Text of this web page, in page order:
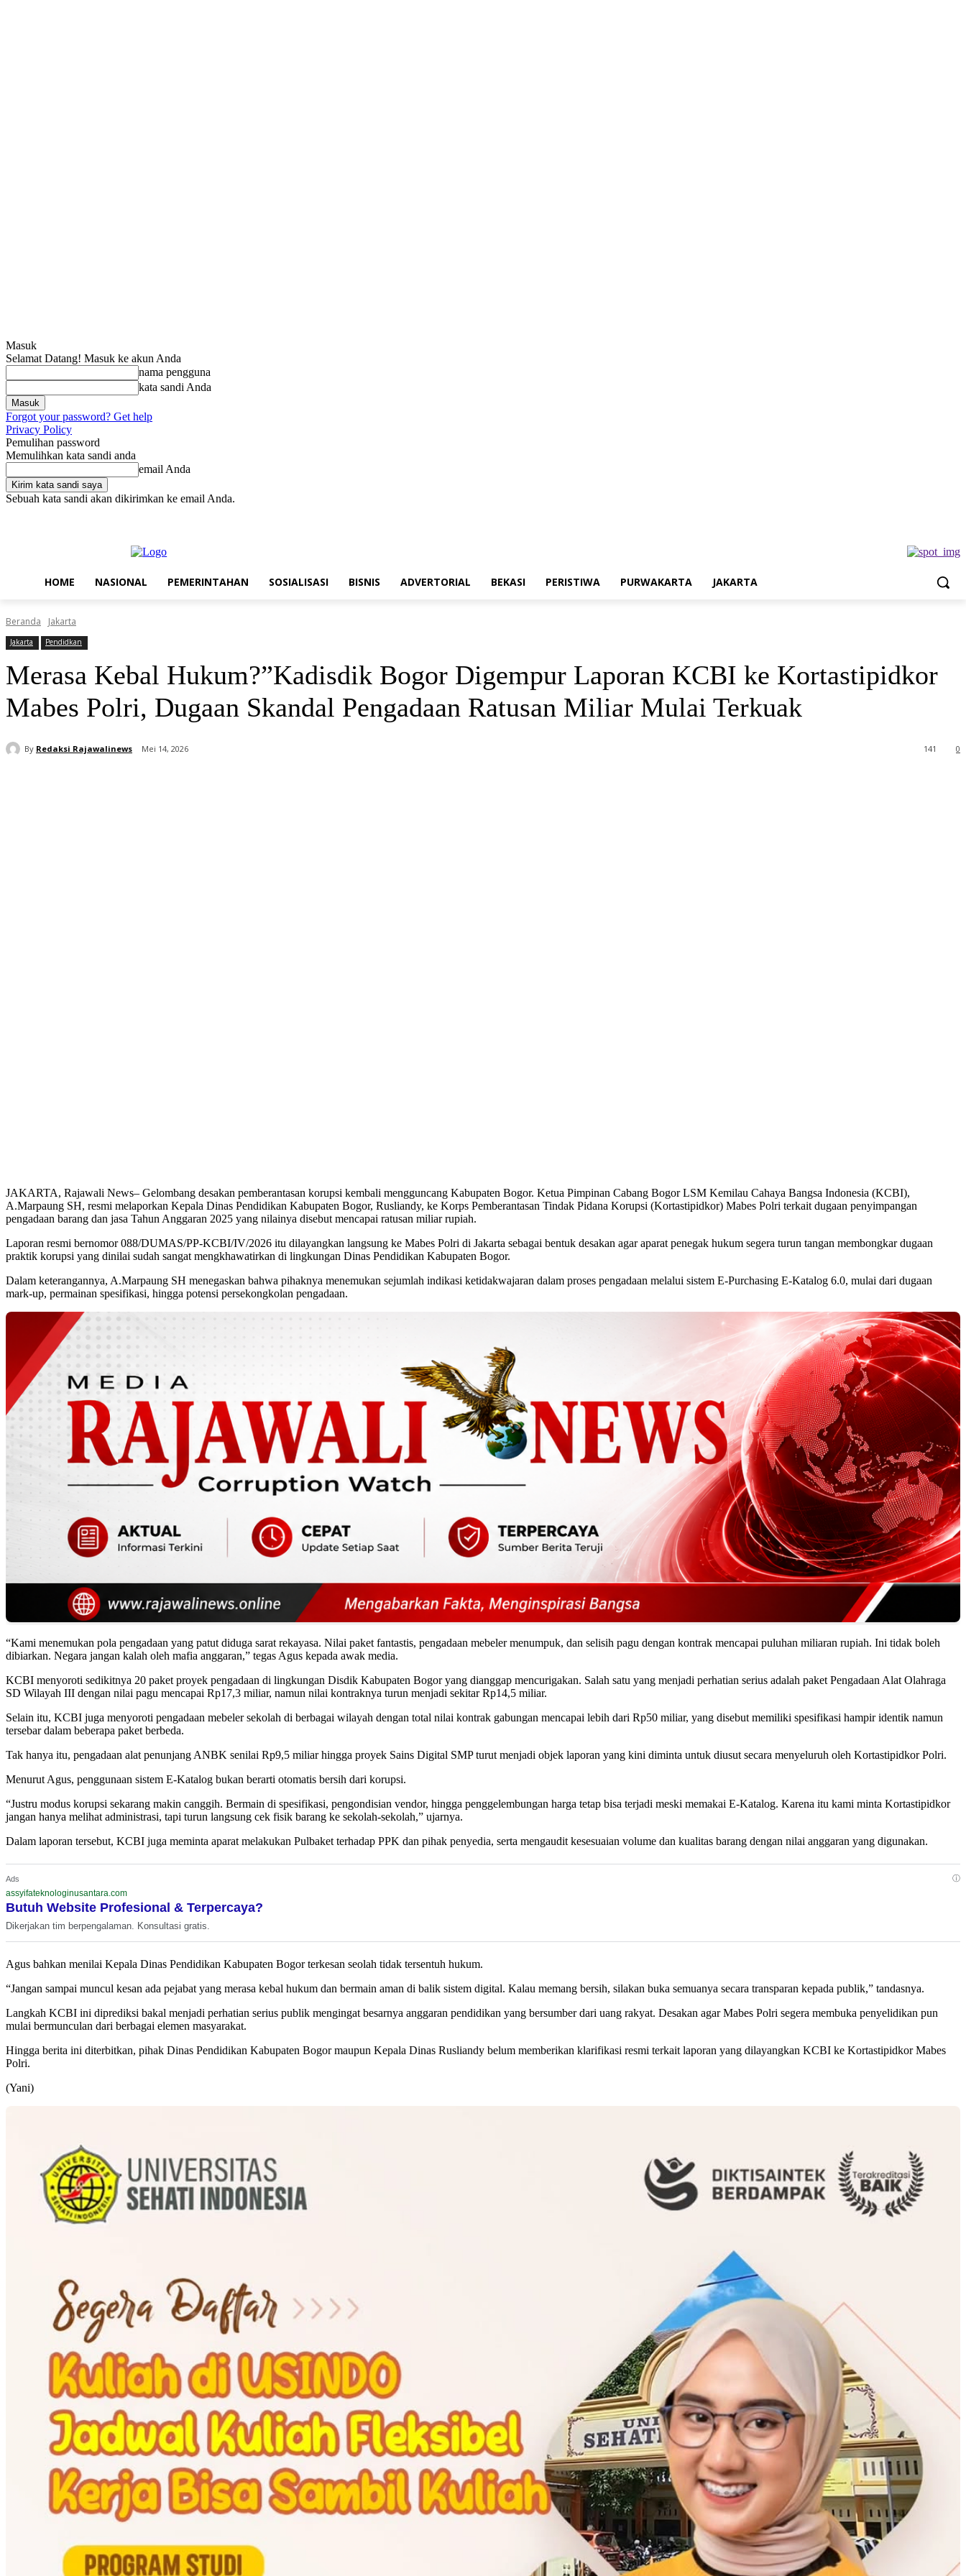
Masuk
Selamat Datang! Masuk ke akun Anda
nama pengguna
kata sandi Anda
Forgot your password? Get help
Privacy Policy
Pemulihan password
Memulihkan kata sandi anda
email Anda
Sebuah kata sandi akan dikirimkan ke email Anda.
HOME NASIONAL PEMERINTAHAN SOSIALISASI BISNIS ADVERTORIAL BEKASI PERISTIWA PURWAKARTA JAKARTA
Beranda Jakarta
Jakarta Pendidkan
Merasa Kebal Hukum?”Kadisdik Bogor Digempur Laporan KCBI ke Kortastipidkor
Mabes Polri, Dugaan Skandal Pengadaan Ratusan Miliar Mulai Terkuak
By Redaksi Rajawalinews Mei 14, 2026 0
141
JAKARTA, Rajawali News– Gelombang desakan pemberantasan korupsi kembali mengguncang Kabupaten Bogor. Ketua Pimpinan Cabang Bogor LSM Kemilau Cahaya Bangsa Indonesia (KCBI),
A.Marpaung SH, resmi melaporkan Kepala Dinas Pendidikan Kabupaten Bogor, Rusliandy, ke Korps Pemberantasan Tindak Pidana Korupsi (Kortastipidkor) Mabes Polri terkait dugaan penyimpangan
pengadaan barang dan jasa Tahun Anggaran 2025 yang nilainya disebut mencapai ratusan miliar rupiah.
Laporan resmi bernomor 088/DUMAS/PP-KCBI/IV/2026 itu dilayangkan langsung ke Mabes Polri di Jakarta sebagai bentuk desakan agar aparat penegak hukum segera turun tangan membongkar dugaan
praktik korupsi yang dinilai sudah sangat mengkhawatirkan di lingkungan Dinas Pendidikan Kabupaten Bogor.
Dalam keterangannya, A.Marpaung SH menegaskan bahwa pihaknya menemukan sejumlah indikasi ketidakwajaran dalam proses pengadaan melalui sistem E-Purchasing E-Katalog 6.0, mulai dari dugaan
mark-up, permainan spesifikasi, hingga potensi persekongkolan pengadaan.
“Kami menemukan pola pengadaan yang patut diduga sarat rekayasa. Nilai paket fantastis, pengadaan mebeler menumpuk, dan selisih pagu dengan kontrak mencapai puluhan miliaran rupiah. Ini tidak boleh
dibiarkan. Negara jangan kalah oleh mafia anggaran,” tegas Agus kepada awak media.
KCBI menyoroti sedikitnya 20 paket proyek pengadaan di lingkungan Disdik Kabupaten Bogor yang dianggap mencurigakan. Salah satu yang menjadi perhatian serius adalah paket Pengadaan Alat Olahraga
SD Wilayah III dengan nilai pagu mencapai Rp17,3 miliar, namun nilai kontraknya turun menjadi sekitar Rp14,5 miliar.
Selain itu, KCBI juga menyoroti pengadaan mebeler sekolah di berbagai wilayah dengan total nilai kontrak gabungan mencapai lebih dari Rp50 miliar, yang disebut memiliki spesifikasi hampir identik namun
tersebar dalam beberapa paket berbeda.
Tak hanya itu, pengadaan alat penunjang ANBK senilai Rp9,5 miliar hingga proyek Sains Digital SMP turut menjadi objek laporan yang kini diminta untuk diusut secara menyeluruh oleh Kortastipidkor Polri.
Menurut Agus, penggunaan sistem E-Katalog bukan berarti otomatis bersih dari korupsi.
“Justru modus korupsi sekarang makin canggih. Bermain di spesifikasi, pengondisian vendor, hingga penggelembungan harga tetap bisa terjadi meski memakai E-Katalog. Karena itu kami minta Kortastipidkor
jangan hanya melihat administrasi, tapi turun langsung cek fisik barang ke sekolah-sekolah,” ujarnya.
Dalam laporan tersebut, KCBI juga meminta aparat melakukan Pulbaket terhadap PPK dan pihak penyedia, serta mengaudit kesesuaian volume dan kualitas barang dengan nilai anggaran yang digunakan.
Ads ⓘ
assyifateknologinusantara.com
Butuh Website Profesional & Terpercaya?
Dikerjakan tim berpengalaman. Konsultasi gratis.
Agus bahkan menilai Kepala Dinas Pendidikan Kabupaten Bogor terkesan seolah tidak tersentuh hukum.
“Jangan sampai muncul kesan ada pejabat yang merasa kebal hukum dan bermain aman di balik sistem digital. Kalau memang bersih, silakan buka semuanya secara transparan kepada publik,” tandasnya.
Langkah KCBI ini diprediksi bakal menjadi perhatian serius publik mengingat besarnya anggaran pendidikan yang bersumber dari uang rakyat. Desakan agar Mabes Polri segera membuka penyelidikan pun
mulai bermunculan dari berbagai elemen masyarakat.
Hingga berita ini diterbitkan, pihak Dinas Pendidikan Kabupaten Bogor maupun Kepala Dinas Rusliandy belum memberikan klarifikasi resmi terkait laporan yang dilayangkan KCBI ke Kortastipidkor Mabes
Polri.
(Yani)